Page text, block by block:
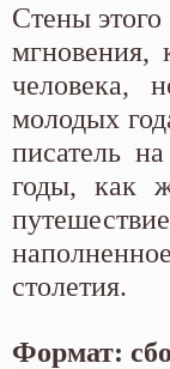
Стены
мгновения,
человека,
молодых
писатель
годы, как
столетия.
Формат: